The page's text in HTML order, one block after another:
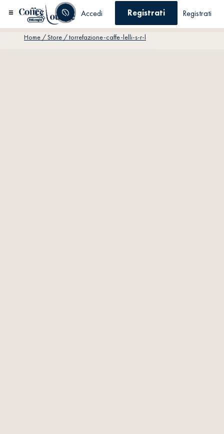
Accedi Registrati Registrati
Home / Store / torrefazione-caffe-lelli-s-r-l